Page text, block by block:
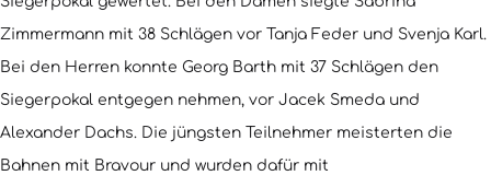
Zimmermann mit 38 Schlägen vor Tanja Feder und Svenja Karl.
Bei den Herren konnte Georg Barth mit 37 Schlägen den
Siegerpokal entgegen nehmen, vor Jacek Smeda und
Alexander Dachs. Die jüngsten Teilnehmer meisterten die
Bahnen mit Bravour und wurden dafür mit